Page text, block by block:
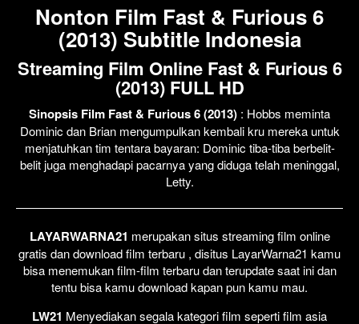
Nonton Film Fast & Furious 6
(2013) Subtitle Indonesia
Streaming Film Online Fast & Furious 6
(2013) FULL HD
Sinopsis Film Fast & Furious 6 (2013) : Hobbs meminta
Dominic dan Brian mengumpulkan kembali kru mereka untuk
menjatuhkan tim tentara bayaran: Dominic tiba-tiba berbelit-
belit juga menghadapi pacarnya yang diduga telah meninggal,
Letty.
LAYARWARNA21 merupakan situs streaming film online
gratis dan download film terbaru , disitus LayarWarna21 kamu
bisa menemukan film-film terbaru dan terupdate saat ini dan
tentu bisa kamu download kapan pun kamu mau.
LW21 Menyediakan segala kategori film seperti film asia